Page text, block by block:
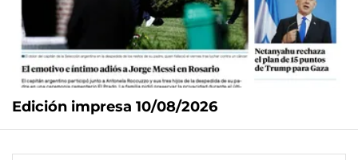
Edición impresa 10/08/2026